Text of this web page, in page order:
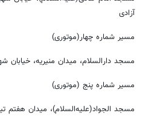
آزادی
مسیر شماره چهار(موتوری)
مسجد دارالسلام، میدان منیریه، خیابان
مسیر شماره پنج (موتوری)
مسجد الجواد(علیه‌السلام)، میدان هفتم